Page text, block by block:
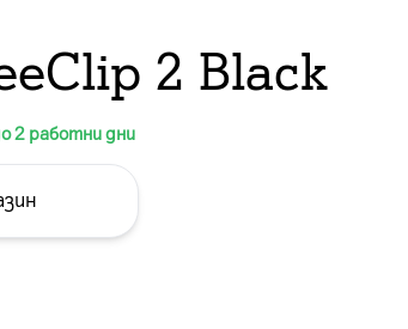
2 Black
2 работни дни